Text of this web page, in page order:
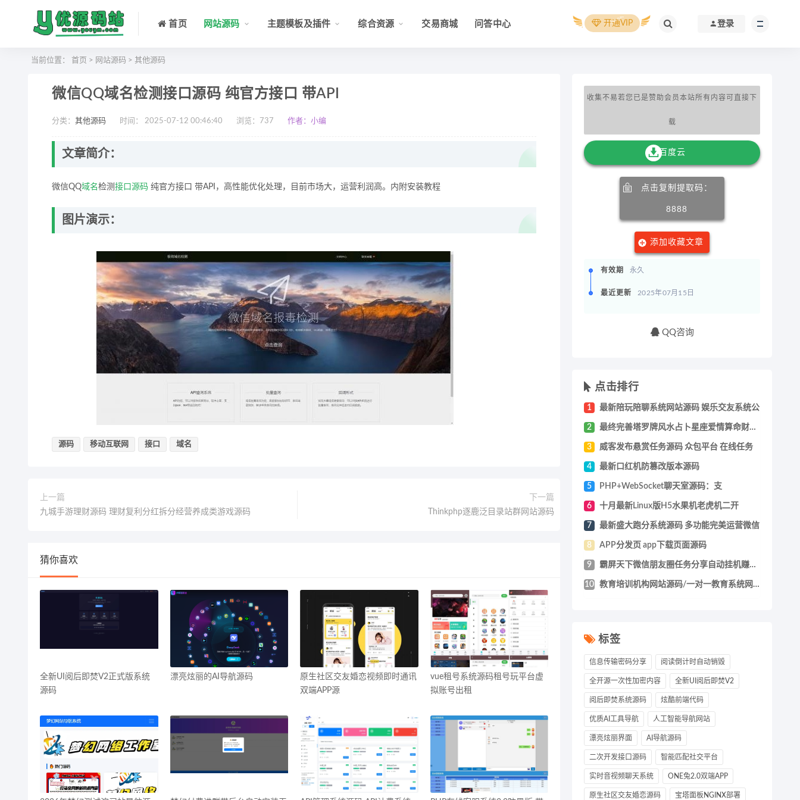
首页 网站源码 主题模板及插件 综合资源 交易商城 问答中心 开通VIP 登录
当前位置： 首页 > 网站源码 > 其他源码
微信QQ域名检测接口源码 纯官方接口 带API
分类： 其他源码 时间： 2025-07-12 00:46:40 浏览： 737 作者：小编
文章简介：
微信QQ域名检测 接口源码 纯官方接口 带API，高性能优化处理，目前市场大，运营利润高。内附安装教程
图片演示：
源码 移动互联网 接口 域名
上一篇
九城手游理财源码 理财复利分红拆分经营养成类游戏源码
下一篇
Thinkphp逐鹿泛目录站群网站源码
猜你喜欢
全新UI阅后即焚V2正式版系统
源码
漂亮炫丽的AI导航源码
原生社区交友婚恋视频即时通讯
双端APP源
vue租号系统源码租号玩平台虚
拟账号出租
收集不易若您已是赞助会员本站所有内容可直接下
载
百度云
点击复制提取码：
8888
添加收藏文章
有效期 永久
最近更新 2025年07月15日
QQ咨询
点击排行
1 最新陪玩陪聊系统网站源码 娱乐交友系统公
2 最终完善塔罗牌风水占卜星座爱情算命财运未
3 威客发布悬赏任务源码 众包平台 在线任务
4 最新口红机防篡改版本源码
5 PHP+WebSocket聊天室源码：支
6 十月最新Linux版H5水果机老虎机二开
7 最新盛大跑分系统源码 多功能完美运营微信
8 APP分发页 app下载页面源码
9 霸屏天下微信朋友圈任务分享自动挂机赚钱A
10 教育培训机构网站源码/一对一教育系统网站
标签
信息传输密码分享 阅读倒计时自动销毁
全开源一次性加密内容 全新UI阅后即焚V2
阅后即焚系统源码 炫酷前端代码
优质AI工具导航 人工智能导航网站
漂亮炫丽界面 AI导航源码
二次开发接口源码 智能匹配社交平台
实时音视频聊天系统 ONE兔2.0双端APP
原生社区交友婚恋源码 宝塔面板NGINX部署